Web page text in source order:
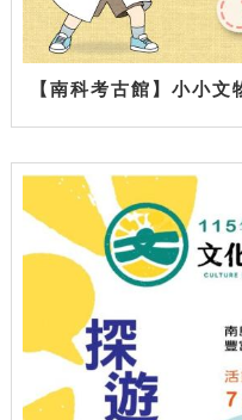
【南科考古館】小小